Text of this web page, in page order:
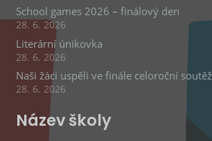
School games 2026 – finálový den
28. 6. 2026
Literární únikovka
28. 6. 2026
Naši žáci uspěli ve finále celoroční
28. 6. 2026
Název školy